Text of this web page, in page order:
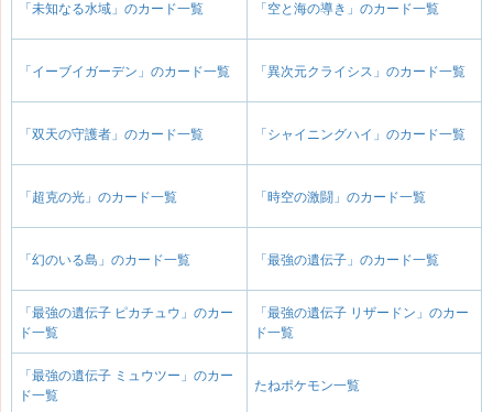
「未知なる水域」のカード一覧 「空と海の導き」のカード一覧
「イーブイガーデン」のカード一覧 「異次元クライシス」のカード一覧
「双天の守護者」のカード一覧 「シャイニングハイ」のカード一覧
「超克の光」のカード一覧 「時空の激闘」のカード一覧
「幻のいる島」のカード一覧 「最強の遺伝子」のカード一覧
「最強の遺伝子 ピカチュウ」のカー
ド一覧
「最強の遺伝子 リザードン」のカー
ド一覧
「最強の遺伝子 ミュウツー」のカー
ド一覧
たねポケモン一覧